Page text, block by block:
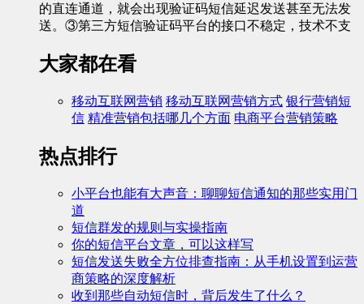
的直连通道，就会出现验证码短信延迟发送甚至无法发
送。③第三方短信验证码平台的接口不稳定，技术不支
大家都在看
移动互联网营销 移动互联网营销方式 银行营销短
信 精准营销包括哪几个方面 电商平台营销策略
热点排行
小平台也能有大声音：聊聊短信通知的那些实用门
道
短信群发的规则与实操指南
你的短信平台文章，可以这样写
短信发送失败全方位排查指南：从手机设置到运营
商策略的深度解析
收到那些自动短信时，背后发生了什么？